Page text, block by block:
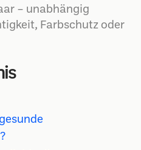
– unabhängig
Farbschutz oder